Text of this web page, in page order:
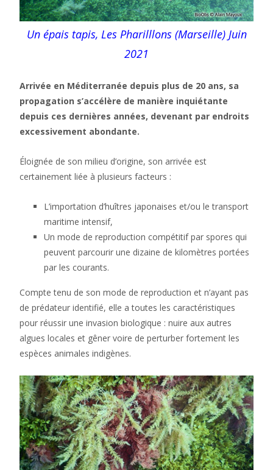
Un épais tapis, Les Pharilllons (Marseille) Juin
2021
Arrivée en Méditerranée depuis plus de 20 ans, sa
propagation s’accélère de manière inquiétante
depuis ces dernières années, devenant par endroits
excessivement abondante.
Éloignée de son milieu d’origine, son arrivée est
certainement liée à plusieurs facteurs :
L’importation d’huîtres japonaises et/ou le transport
maritime intensif,
Un mode de reproduction compétitif par spores qui
peuvent parcourir une dizaine de kilomètres portées
par les courants.
Compte tenu de son mode de reproduction et n’ayant pas
de prédateur identifié, elle a toutes les caractéristiques
pour réussir une invasion biologique : nuire aux autres
algues locales et gêner voire de perturber fortement les
espèces animales indigènes.